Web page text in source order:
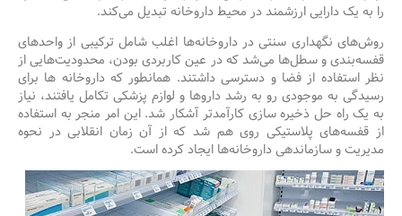
را به یک دارایی ارزشمند در محیط داروخانه تبدیل می‌کند.
روش‌های نگهداری سنتی در داروخانه‌ها اغلب شامل ترکیبی از واحدهای
قفسه‌بندی و سطل‌ها می‌شد که در عین کاربردی بودن، محدودیت‌هایی از
نظر استفاده از فضا و دسترسی داشتند. همانطور که داروخانه ها برای
رسیدگی به موجودی رو به رشد داروها و لوازم پزشکی تکامل یافتند، نیاز
به یک راه حل ذخیره سازی کارآمدتر آشکار شد. این امر منجر به استفاده
از قفسه‌های پلاستیکی روی هم شد که از آن زمان انقلابی در نحوه
مدیریت و سازماندهی داروخانه‌ها ایجاد کرده است.